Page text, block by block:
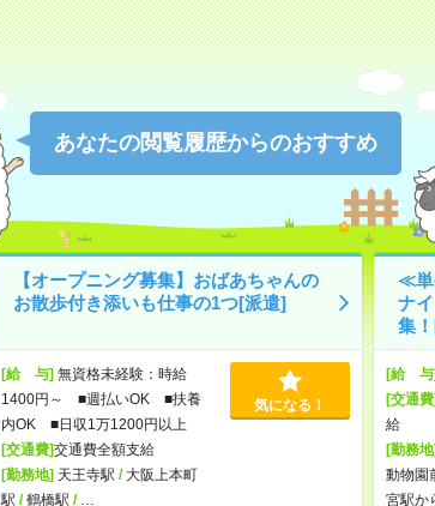
あなたの閲覧履歴からのおすすめ
【オープニング募集】おばあちゃんの
お散歩付き添いも仕事の1つ[派遣]
[給 与]無資格未経験：時給
1400円～ ■週払いOK ■扶養
内OK ■日収1万1200円以上
[交通費]交通費全額支給
[勤務地]天王寺駅 / 大阪上本町
駅 /鶴橋駅 /
気になる！
≪単
ナ
集
[給
[交通
給
[勤務
動物園
宮駅か